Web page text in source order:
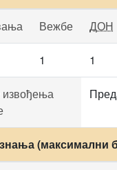
Вежбе ДОН
1 1
извођења
(максимални